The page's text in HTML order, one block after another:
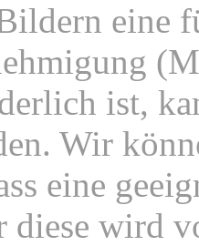
eine
ist,
Wir
eine
diese wird